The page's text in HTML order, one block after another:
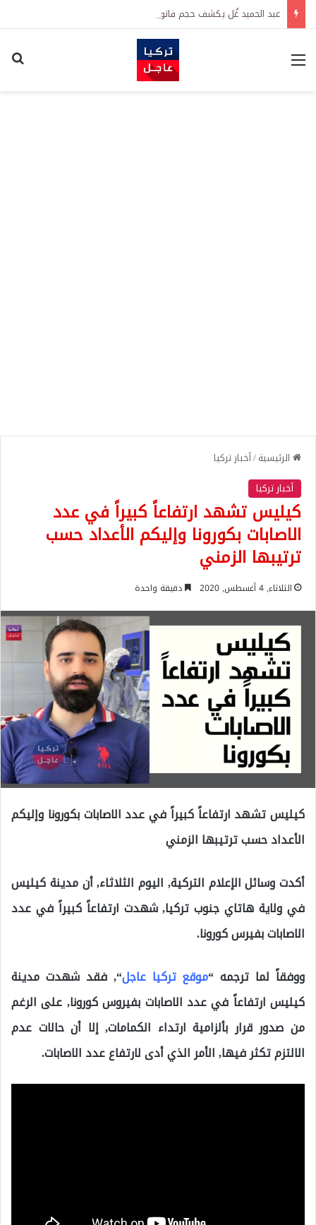
عبد الحميد غُل يكشف حجم فاتورة الإرهاب على اقتصاد تركيا
القائمة
الرئيسية/أخبار تركيا
أخبار تركيا
كيليس تشهد ارتفاعاً كبيراً في عدد
الاصابات بكورونا وإليكم الأعداد حسب
ترتيبها الزمني
الثلاثاء, 4 أغسطس, 2020 دقيقة واحدة
كيليس تشهد ارتفاعاً كبيراً في عدد الاصابات بكورونا وإليكم
الأعداد حسب ترتيبها الزمني
أكدت وسائل الإعلام التركية, اليوم الثلاثاء, أن مدينة كيليس
في ولاية هاتاي جنوب تركيا, شهدت ارتفاعاً كبيراً في عدد
الاصابات بفيرس كورونا.
ووفقاً لما ترجمه “موقع تركيا عاجل“, فقد شهدت مدينة
كيليس ارتفاعاً في عدد الاصابات بفيروس كورونا, على الرغم
من صدور قرار بألزامية ارتداء الكمامات, إلا أن حالات عدم
الالتزم تكثر فيها, الأمر الذي أدى لارتفاع عدد الاصابات.